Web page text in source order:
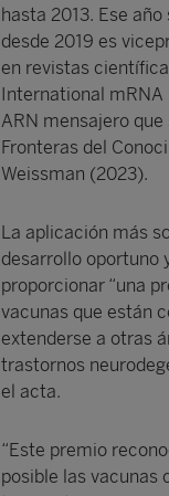
hasta 2013. Ese
desde 2019 es
en revistas
International mRNA
ARN mensajero
Fronteras del
Weissman (2023).
La aplicación más
desarrollo oportuno
proporcionar “una
vacunas que están
extenderse a otras
trastornos
el acta.
“Este premio
posible las vacunas